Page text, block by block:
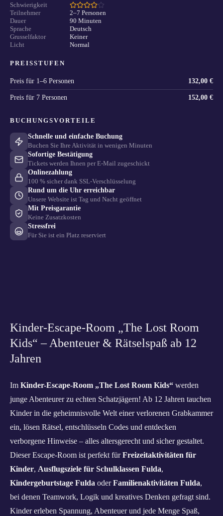
Schwierigkeit
Teilnehmer
2–7 Personen
Dauer
90 Minuten
Sprache
Deutsch
Grusselfaktor
Keiner
Licht
Normal
PREISSTUFEN
Preis für 1–6 Personen 132,00 €
Preis für 7 Personen 152,00 €
BUCHUNGSVORTEILE
Schnelle und einfache Buchung
Buchen Sie Ihre Aktivität in wenigen Minuten
Sofortige Bestätigung
Tickets werden Ihnen per E-Mail zugeschickt
Onlinezahlung
100 % sicher dank SSL-Verschlüsselung
Rund um die Uhr erreichbar
Unsere Website ist Tag und Nacht geöffnet
Mit Preisgarantie
Keine Zusatzkosten
Stressfrei
Für Sie ist ein Platz reserviert
Kinder-Escape-Room „The Lost Room
Kids“ – Abenteuer & Rätselspaß ab 12
Jahren
Im Kinder-Escape-Room „The Lost Room Kids“ werden
junge Abenteurer zu echten Schatzjägern! Ab 12 Jahren tauchen
Kinder in die geheimnisvolle Welt einer verlorenen Grabkammer
ein, lösen Rätsel, entschlüsseln Codes und entdecken
verborgene Hinweise – alles altersgerecht und sicher gestaltet.
Dieser Escape-Room ist perfekt fürFreizeitaktivitäten für
Kinder, Ausflugsziele für Schulklassen Fulda,
Kindergeburtstage Fulda oderFamilienaktivitäten Fulda,
bei denen Teamwork, Logik und kreatives Denken gefragt sind.
Kinder erleben Spannung, Abenteuer und jede Menge Spaß,